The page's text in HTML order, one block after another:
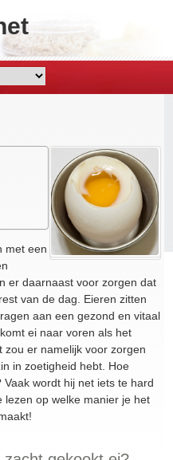
met een
er daarnaast voor zorgen dat
van de dag. Eieren zitten
aan een gezond en vitaal
ei naar voren als het
zou er namelijk voor zorgen
in zoetigheid hebt. Hoe
wordt hij net iets te hard
lezen op welke manier je het